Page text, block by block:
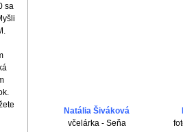
sa
Natália Šiváková
včelárka - Seňa